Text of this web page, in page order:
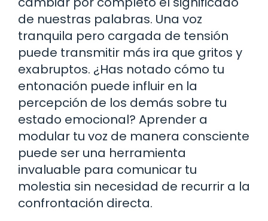
de nuestras palabras. Una voz
tranquila pero cargada de tensión
puede transmitir más ira que gritos y
exabruptos. ¿Has notado cómo tu
entonación puede influir en la
percepción de los demás sobre tu
estado emocional? Aprender a
modular tu voz de manera consciente
puede ser una herramienta
invaluable para comunicar tu
molestia sin necesidad de recurrir a la
confrontación directa.